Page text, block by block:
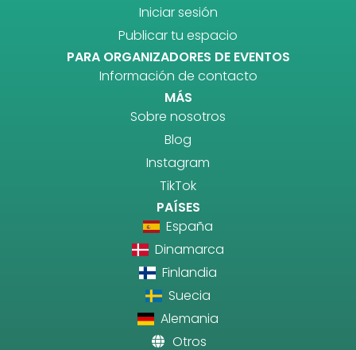
Iniciar sesión
Publicar tu espacio
PARA ORGANIZADORES DE EVENTOS
Información de contacto
MÁS
Sobre nosotros
Blog
Instagram
TikTok
PAÍSES
España
Dinamarca
Finlandia
Suecia
Alemania
Otros